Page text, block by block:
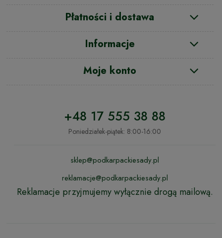
Płatności i dostawa
Informacje
Moje konto
+48 17 555 38 88
Poniedziałek-piątek: 8:00-16:00
sklep@podkarpackiesady.pl
reklamacje@podkarpackiesady.pl
Reklamacje przyjmujemy wyłącznie drogą mailową.